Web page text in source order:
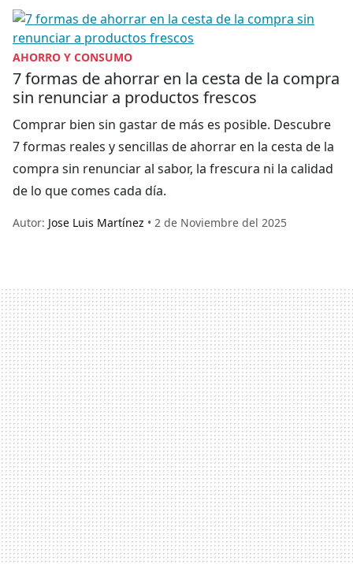
AHORRO Y CONSUMO
7 formas de ahorrar en la cesta de la compra
sin renunciar a productos frescos
Comprar bien sin gastar de más es posible. Descubre
7 formas reales y sencillas de ahorrar en la cesta de la
compra sin renunciar al sabor, la frescura ni la calidad
de lo que comes cada día.
Autor: Jose Luis Martínez • 2 de Noviembre del 2025